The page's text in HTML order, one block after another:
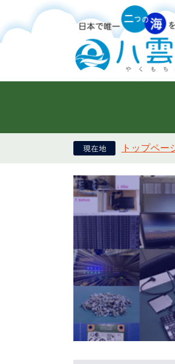
トップペー